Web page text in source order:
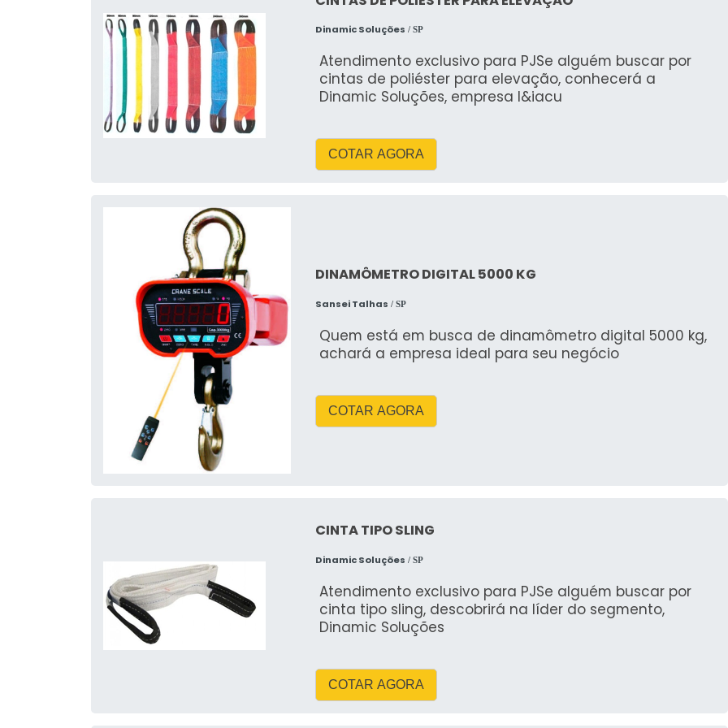
Dinamic Soluções / SP
Atendimento exclusivo para PJSe alguém buscar por
cintas de poliéster para elevação, conhecerá a
Dinamic Soluções, empresa l&iacu
COTAR AGORA
DINAMÔMETRO DIGITAL 5000 KG
Sansei Talhas / SP
Quem está em busca de dinamômetro digital 5000 kg,
achará a empresa ideal para seu negócio
COTAR AGORA
CINTA TIPO SLING
Dinamic Soluções / SP
Atendimento exclusivo para PJSe alguém buscar por
cinta tipo sling, descobrirá na líder do segmento,
Dinamic Soluções
COTAR AGORA